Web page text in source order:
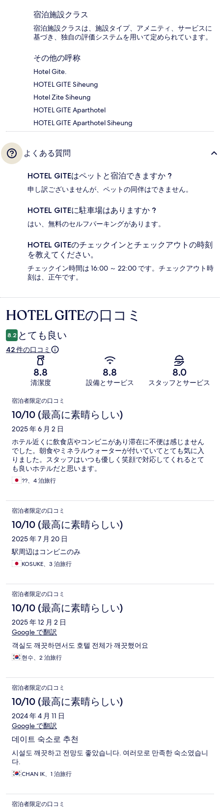
宿泊施設クラス
宿泊施設クラスは、施設タイプ、アメニティ、サービスに
基づき、独自の評価システムを用いて定められています。
その他の呼称
Hotel Gite.
HOTEL GITE Siheung
Hotel Zite Siheung
HOTEL GITE Aparthotel
HOTEL GITE Aparthotel Siheung
よくある質問
HOTEL GITEはペットと宿泊できますか ?
申し訳ございませんが、ペットの同伴はできません。
HOTEL GITEに駐車場はありますか ?
はい、無料のセルフパーキングがあります。
HOTEL GITEのチェックインとチェックアウトの時刻
を教えてください。
チェックイン時間は 16:00 ～ 22:00 です。チェックアウト時
刻は、正午です。
口
コ
ミ
HOTEL GITEの口コミ
8.2 とても良い
42 件の口コミ
8.8
清潔度
8.8
設備とサービス
8.0
スタッフとサービス
口
コ
ミ
宿泊者限定の口コミ
10/10 (最高に素晴らしい)
2025 年 6 月 2 日
ホテル近くに飲食店やコンビニがあり滞在に不便は感じません
でした。朝食やミネラルウォーターが付いていてとても気に入
りました。スタッフはいつも優しく笑顔で対応してくれるとて
も良いホテルだと思います。
??、4 泊旅行
宿泊者限定の口コミ
10/10 (最高に素晴らしい)
2025 年 7 月 20 日
駅周辺はコンビニのみ
KOSUKE、3 泊旅行
宿泊者限定の口コミ
10/10 (最高に素晴らしい)
2025 年 12 月 2 日
Google で翻訳
객실도 깨끗하면서도 호텔 전체가 깨끗했어요
현수、2 泊旅行
宿泊者限定の口コミ
10/10 (最高に素晴らしい)
2024 年 4 月 11 日
Google で翻訳
데이트 숙소로 추천
시설도 깨끗하고 전망도 좋았습니다. 여러모로 만족한 숙소였습니
다.
CHAN IK、1 泊旅行
宿泊者限定の口コミ